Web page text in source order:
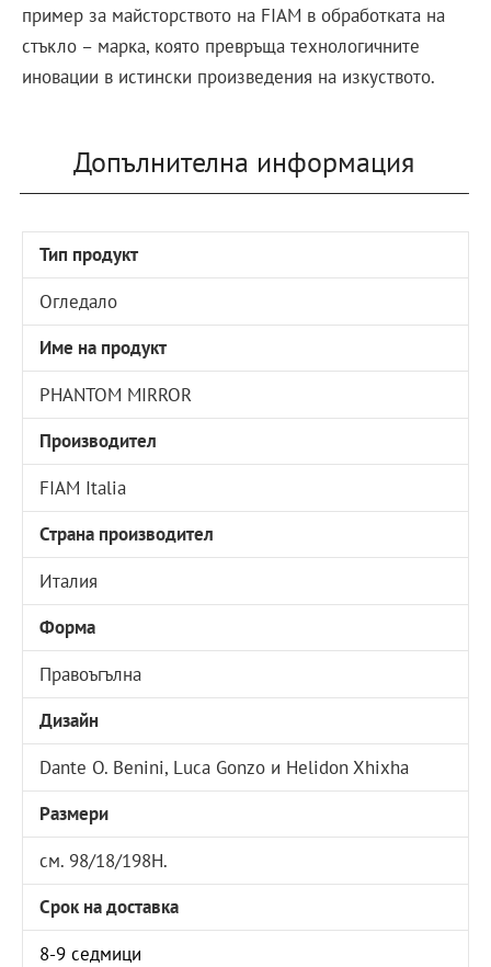
пример за майсторството на FIAM в обработката на
стъкло – марка, която превръща технологичните
иновации в истински произведения на изкуството.
Допълнителна информация
Тип продукт
Огледало
Име на продукт
PHANTOM MIRROR
Производител
FIAM Italia
Страна производител
Италия
Форма
Правоъгълна
Дизайн
Dante O. Benini, Luca Gonzo и Helidon Xhixha
Размери
см. 98/18/198H.
Срок на доставка
8-9 седмици